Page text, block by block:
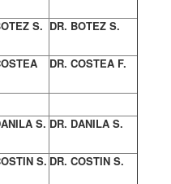
TRAUMATOLOGIE
2021
S. DR. BOTEZ S.
DR. COSTEA F.
S. DR. DANILA S.
S. DR. COSTIN S.